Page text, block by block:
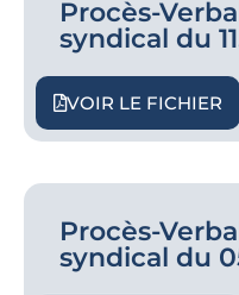
Procès-
syndical du
VOIR LE FICHIER
Procès-
syndical du